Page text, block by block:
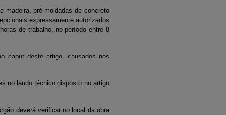
madeira, pré-moldadas de concreto
expressamente autorizados
de trabalho, no período entre 8
caput deste artigo, causados nos
no laudo técnico disposto no artigo
deverá verificar no local da obra